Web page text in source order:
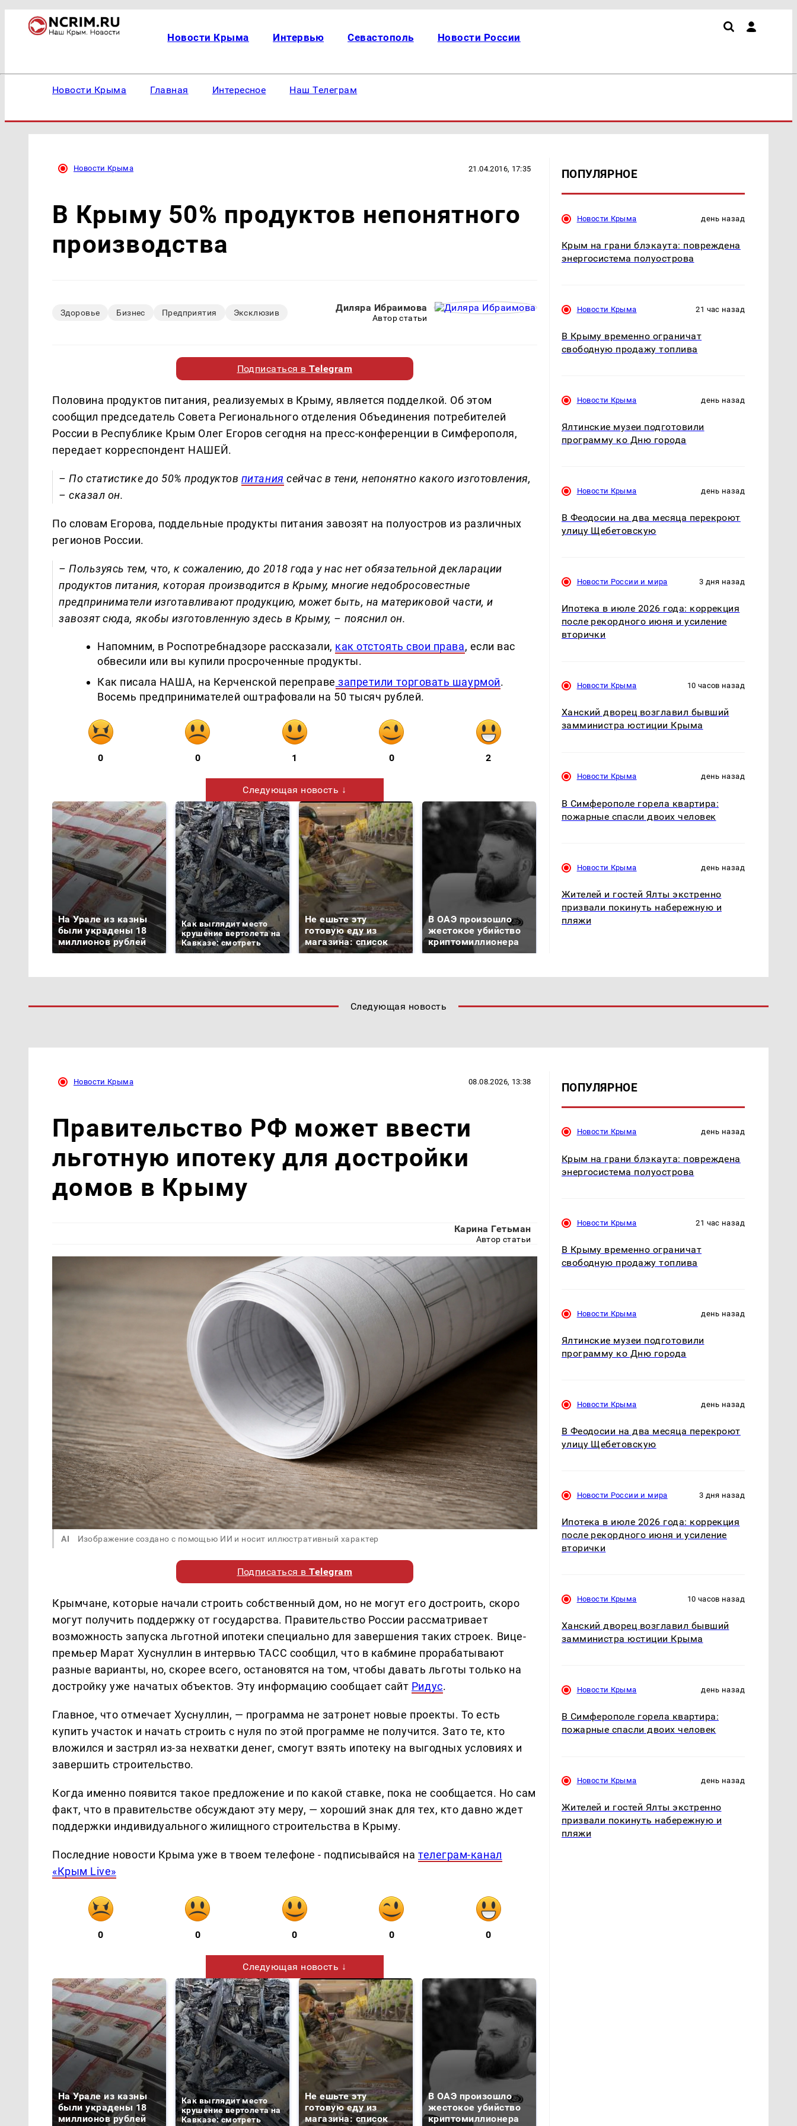
Новости Крыма Интервью Севастополь Новости России
Новости Крыма Главная Интересное Наш Телеграм
Новости Крыма 21.04.2016, 17:35
В Крыму 50% продуктов непонятного
производства
Здоровье Бизнес Предприятия Эксклюзив Диляра Ибраимова
Автор статьи
Подписаться вTelegram
Половина продуктов питания, реализуемых в Крыму, является подделкой. Об этом
сообщил председатель Совета Регионального отделения Объединения потребителей
России в Республике Крым Олег Егоров сегодня на пресс-конференции в Симферополя,
передает корреспондент НАШЕЙ.
– По статистике до 50% продуктов питания сейчас в тени, непонятно какого изготовления,
– сказал он.
По словам Егорова, поддельные продукты питания завозят на полуостров из различных
регионов России.
– Пользуясь тем, что, к сожалению, до 2018 года у нас нет обязательной декларации
продуктов питания, которая производится в Крыму, многие недобросовестные
предприниматели изготавливают продукцию, может быть, на материковой части, и
завозят сюда, якобы изготовленную здесь в Крыму, – пояснил он.
Напомним, в Роспотребнадзоре рассказали, как отстоять свои права, если вас
обвесили или вы купили просроченные продукты.
Как писала НАША, на Керченской переправе запретили торговать шаурмой.
Восемь предпринимателей оштрафовали на 50 тысяч рублей.
0 0 1 0 2
Следующая новость ↓
На Урале из казны
были украдены 18
миллионов рублей
Как выглядит место
крушение вертолета на
Кавказе: смотреть
Не ешьте эту
готовую еду из
магазина: список
В ОАЭ произошло
жестокое убийство
криптомиллионера
Все новости по
ПОПУЛЯРНОЕ
Новости Крыма день назад
Крым на грани блэкаута: повреждена
энергосистема полуострова
Новости Крыма 21 час назад
В Крыму временно ограничат
свободную продажу топлива
Новости Крыма день назад
Ялтинские музеи подготовили
программу ко Дню города
Новости Крыма день назад
В Феодосии на два месяца перекроют
улицу Щебетовскую
Новости России и мира 3 дня назад
Ипотека в июле 2026 года: коррекция
после рекордного июня и усиление
вторички
Новости Крыма 10 часов назад
Ханский дворец возглавил бывший
замминистра юстиции Крыма
Новости Крыма день назад
В Симферополе горела квартира:
пожарные спасли двоих человек
Новости Крыма день назад
Жителей и гостей Ялты экстренно
призвали покинуть набережную и
пляжи
Следующая новость
Новости Крыма 08.08.2026, 13:38
Правительство РФ может ввести
льготную ипотеку для достройки
домов в Крыму
Карина Гетьман
Автор статьи
AI Изображение создано с помощью ИИ и носит иллюстративный характер
Подписаться вTelegram
Крымчане, которые начали строить собственный дом, но не могут его достроить, скоро
могут получить поддержку от государства. Правительство России рассматривает
возможность запуска льготной ипотеки специально для завершения таких строек. Вице-
премьер Марат Хуснуллин в интервью ТАСС сообщил, что в кабмине прорабатывают
разные варианты, но, скорее всего, остановятся на том, чтобы давать льготы только на
достройку уже начатых объектов. Эту информацию сообщает сайт Ридус.
Главное, что отмечает Хуснуллин, — программа не затронет новые проекты. То есть
купить участок и начать строить с нуля по этой программе не получится. Зато те, кто
вложился и застрял из-за нехватки денег, смогут взять ипотеку на выгодных условиях и
завершить строительство.
Когда именно появится такое предложение и по какой ставке, пока не сообщается. Но сам
факт, что в правительстве обсуждают эту меру, — хороший знак для тех, кто давно ждет
поддержки индивидуального жилищного строительства в Крыму.
Последние новости Крыма уже в твоем телефоне - подписывайся нателеграм-канал
«Крым Live»
0 0 0 0 0
Следующая новость ↓
На Урале из казны
были украдены 18
миллионов рублей
Как выглядит место
крушение вертолета на
Кавказе: смотреть
Не ешьте эту
готовую еду из
магазина: список
В ОАЭ произошло
жестокое убийство
криптомиллионера
ПОПУЛЯРНОЕ
Новости Крыма день назад
Крым на грани блэкаута: повреждена
энергосистема полуострова
Новости Крыма 21 час назад
В Крыму временно ограничат
свободную продажу топлива
Новости Крыма день назад
Ялтинские музеи подготовили
программу ко Дню города
Новости Крыма день назад
В Феодосии на два месяца перекроют
улицу Щебетовскую
Новости России и мира 3 дня назад
Ипотека в июле 2026 года: коррекция
после рекордного июня и усиление
вторички
Новости Крыма 10 часов назад
Ханский дворец возглавил бывший
замминистра юстиции Крыма
Новости Крыма день назад
В Симферополе горела квартира:
пожарные спасли двоих человек
Новости Крыма день назад
Жителей и гостей Ялты экстренно
призвали покинуть набережную и
пляжи